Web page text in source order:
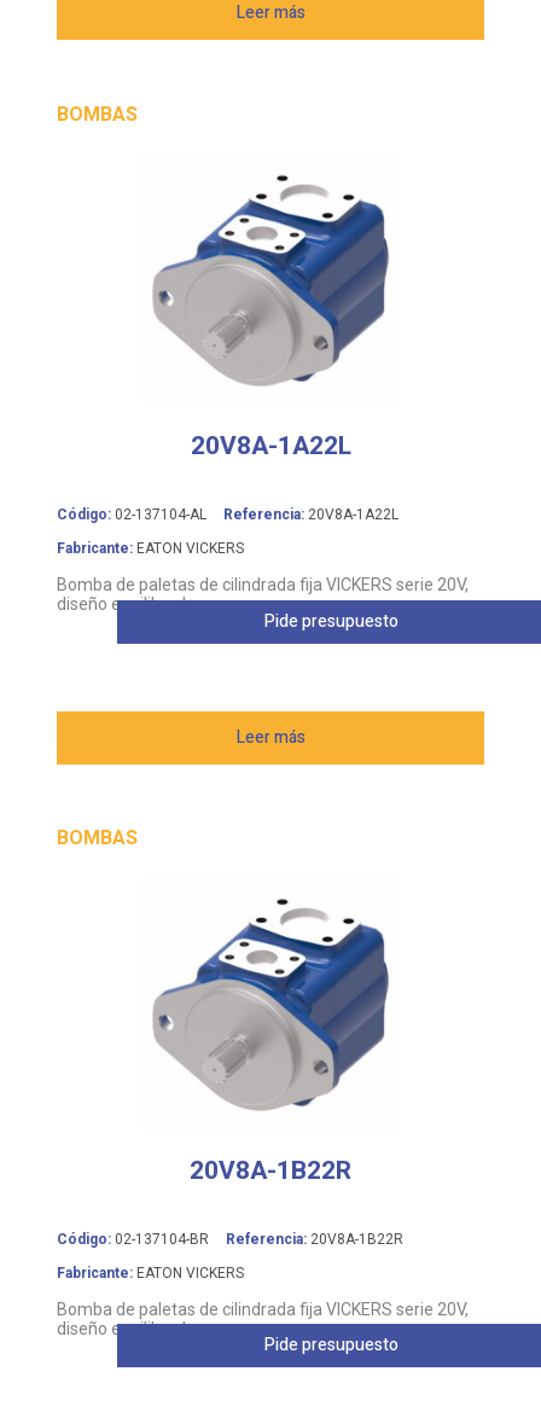
Leer más
BOMBAS
20V8A-1A22L
Código: 02-137104-AL Referencia: 20V8A-1A22L
Fabricante: EATON VICKERS
Bomba de paletas de cilindrada fija VICKERS serie 20V,
diseño equilibrado
Leer más
Pide presupuesto
BOMBAS
20V8A-1B22R
Código: 02-137104-BR Referencia: 20V8A-1B22R
Fabricante: EATON VICKERS
Bomba de paletas de cilindrada fija VICKERS serie 20V,
diseño equilibrado
Pide presupuesto